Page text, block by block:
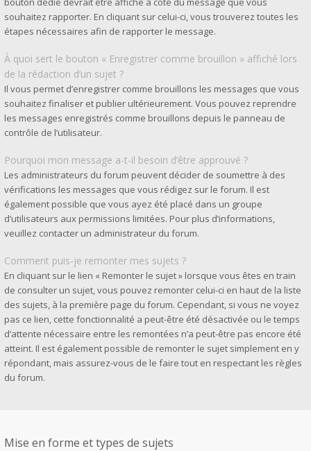
souhaitez rapporter. En cliquant sur celui-ci, vous trouverez toutes les
étapes nécessaires afin de rapporter le message.
À quoi sert le bouton « Enregistrer comme brouillon » affiché lors
de la rédaction d’un sujet ?
Il vous permet d’enregistrer comme brouillons les messages que vous
souhaitez finaliser et publier ultérieurement. Vous pouvez reprendre
les messages enregistrés comme brouillons depuis le panneau de
contrôle de l’utilisateur.
Pourquoi mon message a-t-il besoin d’être approuvé ?
Les administrateurs du forum peuvent décider de soumettre à des
vérifications les messages que vous rédigez sur le forum. Il est
également possible que vous ayez été placé dans un groupe
d’utilisateurs aux permissions limitées. Pour plus d’informations,
veuillez contacter un administrateur du forum.
Comment puis-je remonter mes sujets ?
En cliquant sur le lien « Remonter le sujet » lorsque vous êtes en train
de consulter un sujet, vous pouvez remonter celui-ci en haut de la liste
des sujets, à la première page du forum. Cependant, si vous ne voyez
pas ce lien, cette fonctionnalité a peut-être été désactivée ou le temps
d’attente nécessaire entre les remontées n’a peut-être pas encore été
atteint. Il est également possible de remonter le sujet simplement en y
répondant, mais assurez-vous de le faire tout en respectant les règles
du forum.
Mise en forme et types de sujets